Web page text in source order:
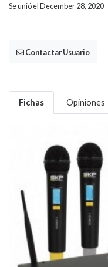
Se unió el December 28, 2020
Contactar Usuario
Fichas Opiniones